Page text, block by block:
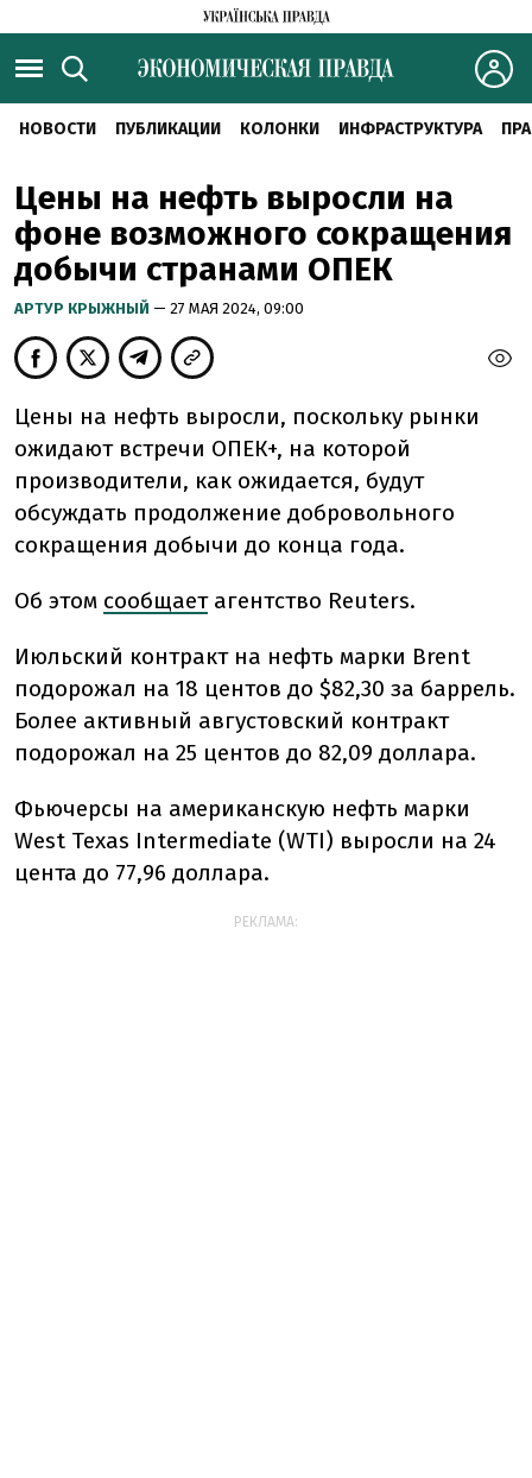
НОВОСТИ ПУБЛИКАЦИИ КОЛОНКИ ИНФРАСТРУКТУРА
Цены на нефть выросли на
фоне возможного сокращения
добычи странами ОПЕК
АРТУР КРЫЖНЫЙ — 27 МАЯ 2024, 09:00
Цены на нефть выросли, поскольку рынки
ожидают встречи ОПЕК+, на которой
производители, как ожидается, будут
обсуждать продолжение добровольного
сокращения добычи до конца года.
Об этом сообщаетагентство Reuters.
Июльский контракт на нефть марки Brent
подорожал на 18 центов до $82,30 за баррель.
Более активный августовский контракт
подорожал на 25 центов до 82,09 доллара.
Фьючерсы на американскую нефть марки
West Texas Intermediate (WTI) выросли на 24
цента до 77,96 доллара.
РЕКЛАМА: